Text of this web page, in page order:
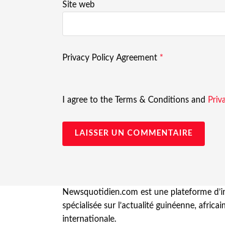
Site web
Privacy Policy Agreement *
I agree to the Terms & Conditions and
Newsquotidien.com est une plateforme
spécialisée sur l’actualité guinéenne,
internationale.